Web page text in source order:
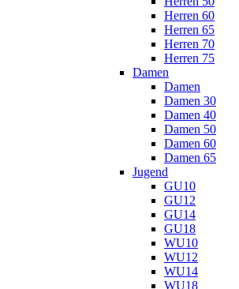
Herren 60
Herren 65
Herren 70
Herren 75
Damen
Damen
Damen 30
Damen 40
Damen 50
Damen 60
Damen 65
Jugend
GU10
GU12
GU14
GU18
WU10
WU12
WU14
WU18